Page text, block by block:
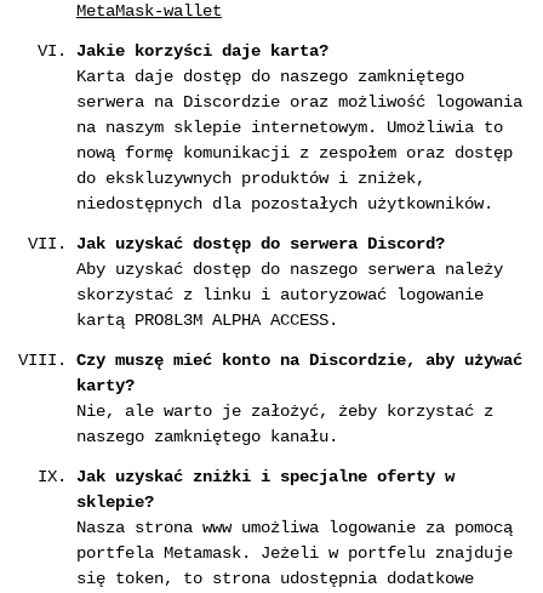
MetaMask-wallet
Jakie korzyści daje karta?
Karta daje dostęp do naszego zamkniętego
serwera na Discordzie oraz możliwość logowania
na naszym sklepie internetowym. Umożliwia to
nową formę komunikacji z zespołem oraz dostęp
do ekskluzywnych produktów i zniżek,
niedostępnych dla pozostałych użytkowników.
Jak uzyskać dostęp do serwera Discord?
Aby uzyskać dostęp do naszego serwera należy
skorzystać z linku i autoryzować logowanie
kartą PRO8L3M ALPHA ACCESS.
Czy muszę mieć konto na Discordzie, aby używać
karty?
Nie, ale warto je założyć, żeby korzystać z
naszego zamkniętego kanału.
Jak uzyskać zniżki i specjalne oferty w
sklepie?
Nasza strona www umożliwa logowanie za pomocą
portfela Metamask. Jeżeli w portfelu znajduje
się token, to strona udostępnia dodatkowe